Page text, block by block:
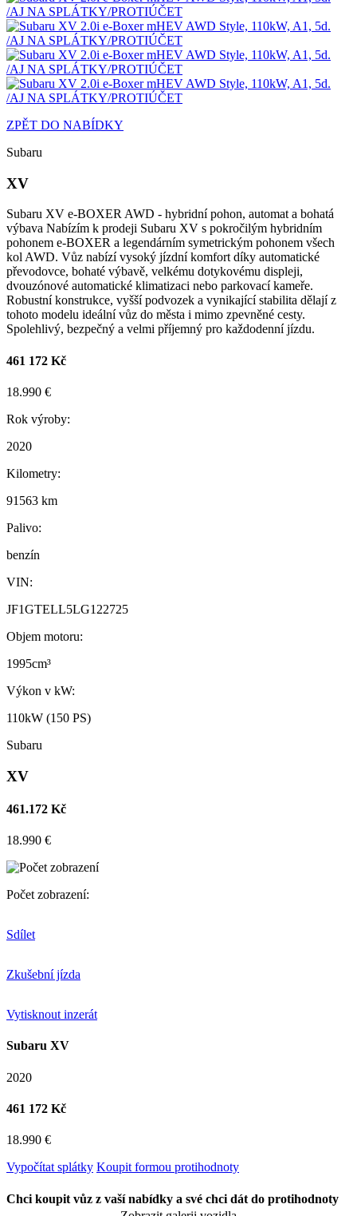
ZPĚT DO NABÍDKY
Subaru
XV
Subaru XV e-BOXER AWD - hybridní pohon, automat a bohatá
výbava Nabízím k prodeji Subaru XV s pokročilým hybridním
pohonem e-BOXER a legendárním symetrickým pohonem všech
kol AWD. Vůz nabízí vysoký jízdní komfort díky automatické
převodovce, bohaté výbavě, velkému dotykovému displeji,
dvouzónové automatické klimatizaci nebo parkovací kameře.
Robustní konstrukce, vyšší podvozek a vynikající stabilita dělají z
tohoto modelu ideální vůz do města i mimo zpevněné cesty.
Spolehlivý, bezpečný a velmi příjemný pro každodenní jízdu.
461 172 Kč
18.990 €
Rok výroby:
2020
Kilometry:
91563 km
Palivo:
benzín
VIN:
JF1GTELL5LG122725
Objem motoru:
1995cm³
Výkon v kW:
110kW (150 PS)
Subaru
XV
461.172 Kč
18.990 €
Počet zobrazení:
Sdílet
Zkušební jízda
Vytisknout inzerát
Subaru XV
2020
461 172 Kč
18.990 €
Vypočítat splátky Koupit formou protihodnoty
Chci koupit vůz z vaší nabídky a své chci dát do protihodnoty